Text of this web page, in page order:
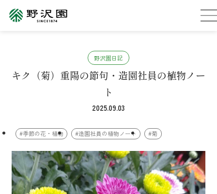
野沢園日記
キク（菊）重陽の節句・造園社員の植物ノー
ト
2025.09.03
#季節の花・植物 #造園社員の植物ノート #菊